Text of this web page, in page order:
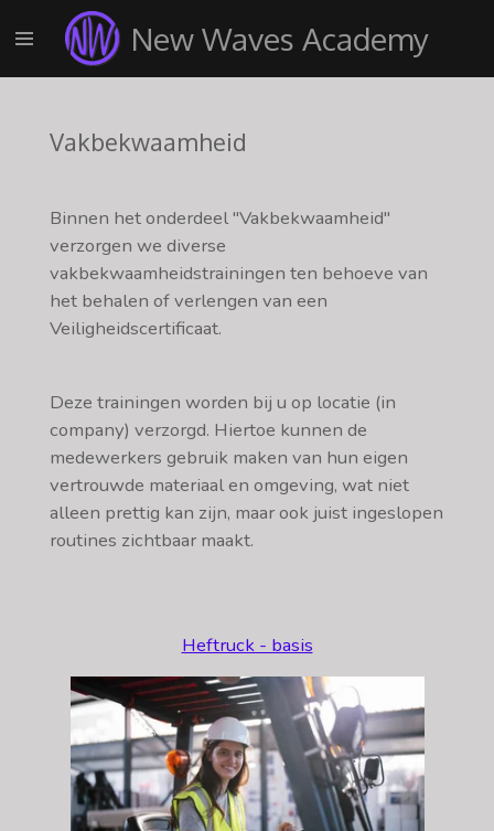
direct
naar
hoofdinhoud
New Waves Academy
Vakbekwaamheid
Binnen het onderdeel "Vakbekwaamheid"
verzorgen we diverse
vakbekwaamheidstrainingen ten behoeve van
het behalen of verlengen van een
Veiligheidscertificaat.
Deze trainingen worden bij u op locatie (in
company) verzorgd. Hiertoe kunnen de
medewerkers gebruik maken van hun eigen
vertrouwde materiaal en omgeving, wat niet
alleen prettig kan zijn, maar ook juist ingeslopen
routines zichtbaar maakt.
Heftruck - basis